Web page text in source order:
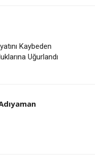
Kaybeden
Uğurlandı